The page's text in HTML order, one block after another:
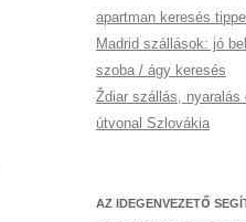
apartman keresés
Madrid szállások: jó
szoba / ágy keresés
Ždiar szállás, nyaralás
útvonal Szlovákia
AZ IDEGENVEZETŐ